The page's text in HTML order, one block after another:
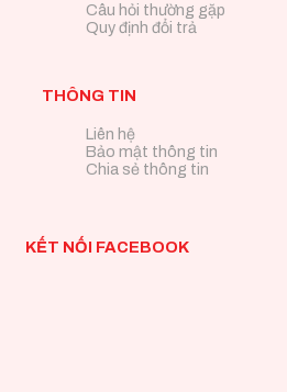
Câu hỏi thường gặp
Quy định đổi trả
THÔNG TIN
Liên hệ
Bảo mật thông tin
Chia sẻ thông tin
KẾT NỐI FACEBOOK